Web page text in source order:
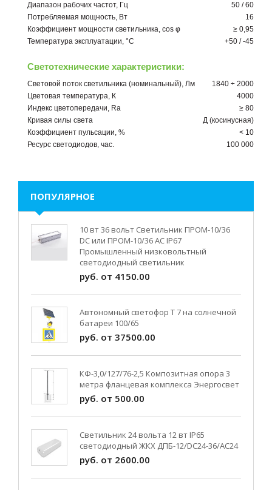
Диапазон рабочих частот, Гц
50 / 60
Потребляемая мощность, Вт
16
Коэффициент мощности светильника, cos φ
≥ 0,95
Температура эксплуатации, °C
+50 / -45
Светотехнические характеристики:
Световой поток светильника (номинальный), Лм
1840 ÷ 2000
Цветовая температура, К
4000
Индекс цветопередачи, Ra
≥ 80
Кривая силы света
Д (косинусная)
Коэффициент пульсации, %
< 10
Ресурс светодиодов, час.
100 000
ПОПУЛЯРНОЕ
10 вт 36 вольт Светильник ПРОМ-10/36
DC или ПРОМ-10/36 AC IP67
Промышленный низковольтный
светодиодный светильник
руб. от 4150.00
Автономный светофор Т 7 на солнечной
батареи 100/65
руб. от 37500.00
КФ-3,0/127/76-2,5 Композитная опора 3
метра фланцевая комплекса Энергосвет
руб. от 500.00
Светильник 24 вольта 12 вт IP65
светодиодный ЖКХ ДПБ-12/DC24-36/АС24
руб. от 2600.00